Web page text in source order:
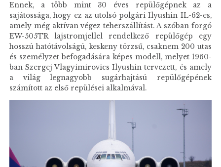
Ennek, a több mint 30 éves repülőgépnek az a
sajátossága, hogy ez az utolsó polgári Ilyushin IL-62-es,
amely még aktívan végez teherszállítást. A szóban forgó
EW-505TR lajstromjellel rendelkező repülőgép egy
hosszú hatótávolságú, keskeny törzsű, csaknem 200 utas
és személyzet befogadására képes modell, melyet 1960-
ban Szergej Vlagyimirovics Ilyushin tervezett, és amely
a világ legnagyobb sugárhajtású repülőgépének
számított az első repülései alkalmával.